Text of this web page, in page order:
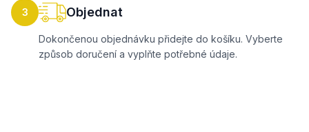
3 Objednat
Dokončenou objednávku přidejte do košíku. Vyberte
způsob doručení a vyplňte potřebné údaje.